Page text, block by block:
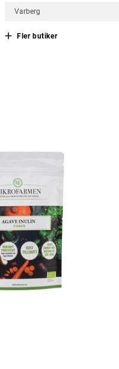
Varberg
Fler butiker